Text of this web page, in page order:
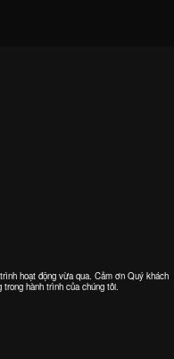
hoạt động vừa qua. Cảm ơn Quý khách
hành trình của chúng tôi.